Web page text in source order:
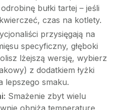
bułki tartej – jeśli
czas na kotlety.
przysięgają na
specyficzny, głęboki
lżejszą wersję, wybierz
z dodatkiem łyżki
lepszego smaku.
Smażenie zbyt wielu